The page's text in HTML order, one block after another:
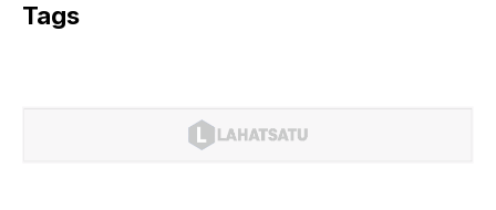
Tags